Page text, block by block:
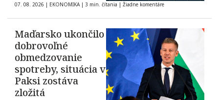
07. 08. 2026 | EKONOMIKA | 3 min. čítania | Žiadne komentáre
Maďarsko ukončilo
dobrovoľné
obmedzovanie
spotreby, situácia v
Paksi zostáva
zložitá